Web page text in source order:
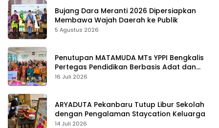
Bujang Dara Meranti 2026 Dipersiapkan
Membawa Wajah Daerah ke Publik
5 Agustus 2026
Penutupan MATAMUDA MTs YPPI Bengkalis
Pertegas Pendidikan Berbasis Adat dan
Karakter
16 Juli 2026
ARYADUTA Pekanbaru Tutup Libur Sekolah
dengan Pengalaman Staycation Keluarga
14 Juli 2026